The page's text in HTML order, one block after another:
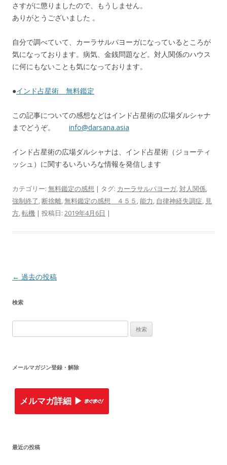
さすがに懲りましたので、もうしません。
ありがとうございました 。
自分で調べていて、カーラサルパヨーガになっているところが
気になっております。病気、金銭問題など。対人関係のハウス
に何にもないことも気になっております。
●インド占星術 無料鑑定
この記事についての感想などはインド占星術の広場ダルシャナ
までどうぞ。 info@darsana.asia
インド占星術の広場ダルシャナは、インド占星術（ジョーティ
ッシュ）に関するいろいろな情報を発信します
カテゴリー: 無料鑑定の感想 | タグ: カーラサルパヨーガ,対人関係,
強制終了,断捨離,無料鑑定の感想 ４５５ ,能力, 自律神経失調症, 見
方,転機 | 投稿日: 2019年4月6日 |
投
ナ
ビ
ゲ
ン
← 過去の投稿
検索
索
メールマガジン登録・解除
メルマガ詳細 ▶︎
最近の投稿